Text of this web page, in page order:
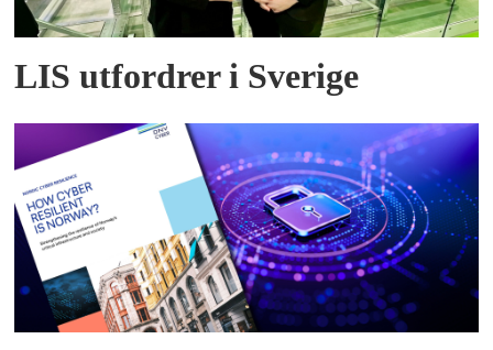
LIS utfordrer i Sverige